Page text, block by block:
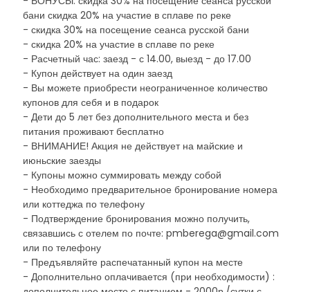
бани скидка 20% на участие в сплаве по реке
- скидка 30% на посещение сеанса русской бани
- скидка 20% на участие в сплаве по реке
- Расчетный час: заезд - с 14.00, выезд - до 17.00
- Купон действует на один заезд
- Вы можете приобрести неограниченное количество
купонов для себя и в подарок
- Дети до 5 лет без дополнительного места и без
питания проживают бесплатно
- ВНИМАНИЕ! Акция не действует на майские и
июньские заезды
- Купоны можно суммировать между собой
- Необходимо предварительное бронирование номера
или коттеджа по телефону
- Подтверждение бронирования можно получить,
связавшись с отелем по почте: pmberega@gmail.com
или по телефону
- Предъявляйте распечатанный купон на месте
- Дополнительно оплачивается (при необходимости) :